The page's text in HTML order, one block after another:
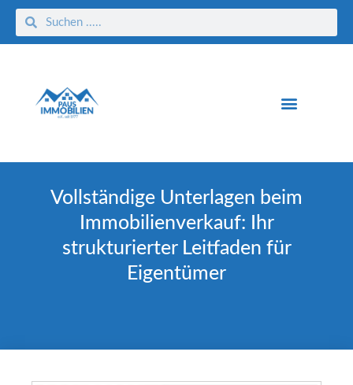
Vollständige Unterlagen beim
Immobilienverkauf: Ihr
strukturierter Leitfaden für
Eigentümer